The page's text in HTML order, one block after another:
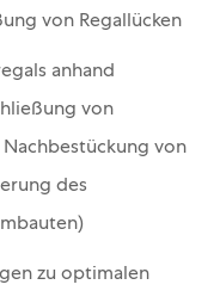
von Regallücken
anhand
von
von
des
zu optimalen